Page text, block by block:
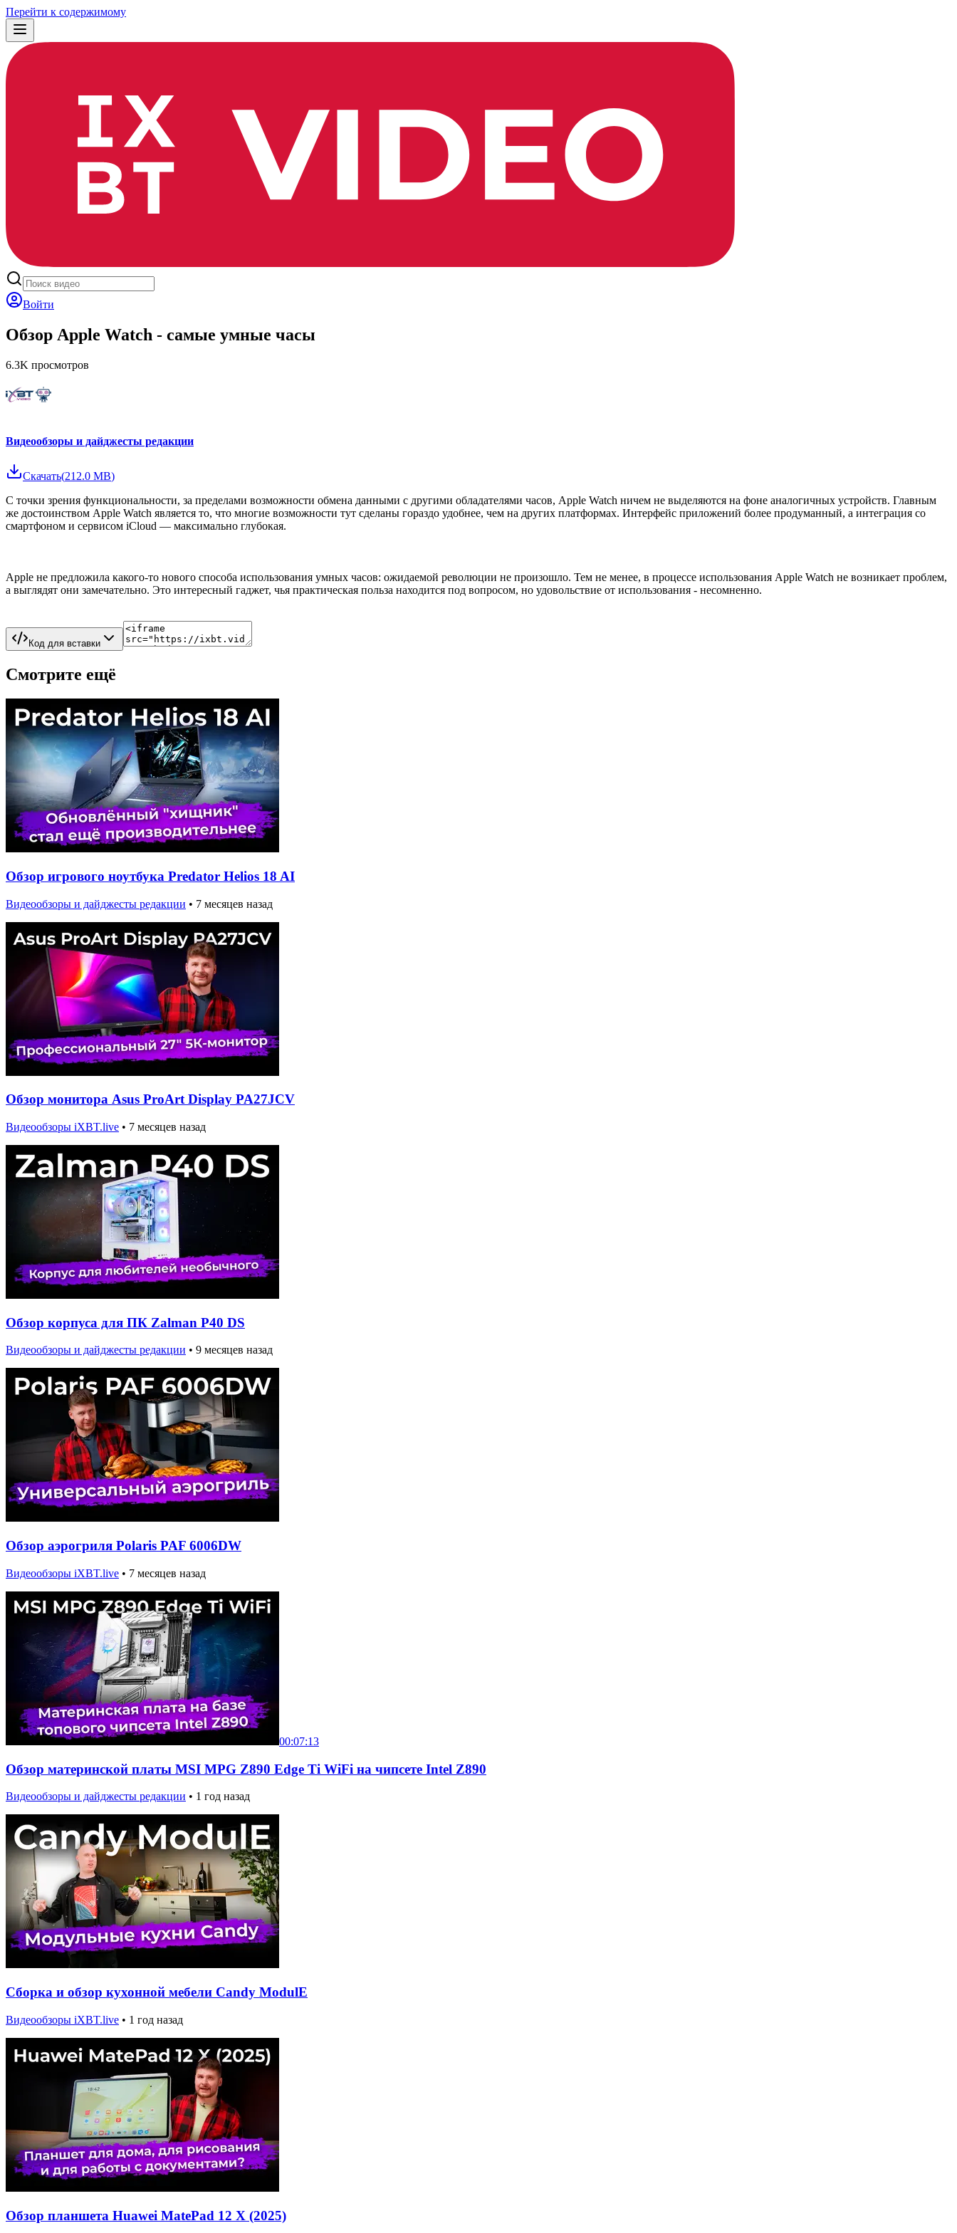
Перейти к содержимому
Войти
Обзор Apple Watch - самые умные часы
6.3K просмотров
Видеообзоры и дайджесты редакции
Скачать(212.0 MB)
С точки зрения функциональности, за пределами возможности обмена данными с другими обладателями часов, Apple Watch ничем не выделяются на фоне аналогичных устройств. Главным
же достоинством Apple Watch является то, что многие возможности тут сделаны гораздо удобнее, чем на других платформах. Интерфейс приложений более продуманный, а интеграция со
смартфоном и сервисом iCloud — максимально глубокая.
Apple не предложила какого-то нового способа использования умных часов: ожидаемой революции не произошло. Тем не менее, в процессе использования Apple Watch не возникает проблем,
а выглядят они замечательно. Это интересный гаджет, чья практическая польза находится под вопросом, но удовольствие от использования - несомненно.
Код для вставки
Смотрите ещё
Обзор игрового ноутбука Predator Helios 18 AI
Видеообзоры и дайджесты редакции • 7 месяцев назад
Обзор монитора Asus ProArt Display PA27JCV
Видеообзоры iXBT.live • 7 месяцев назад
Обзор корпуса для ПК Zalman P40 DS
Видеообзоры и дайджесты редакции • 9 месяцев назад
Обзор аэрогриля Polaris PAF 6006DW
Видеообзоры iXBT.live • 7 месяцев назад
00:07:13
Обзор материнской платы MSI MPG Z890 Edge Ti WiFi на чипсете Intel Z890
Видеообзоры и дайджесты редакции • 1 год назад
Сборка и обзор кухонной мебели Candy ModulE
Видеообзоры iXBT.live • 1 год назад
Обзор планшета Huawei MatePad 12 X (2025)